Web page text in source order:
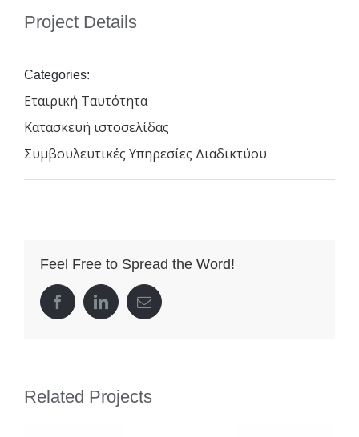
Project Details
Categories:
Εταιρική Ταυτότητα
Κατασκευή ιστοσελίδας
Συμβουλευτικές Υπηρεσίες Διαδικτύου
Feel Free to Spread the Word!
facebooklinkedinEmail
Related Projects